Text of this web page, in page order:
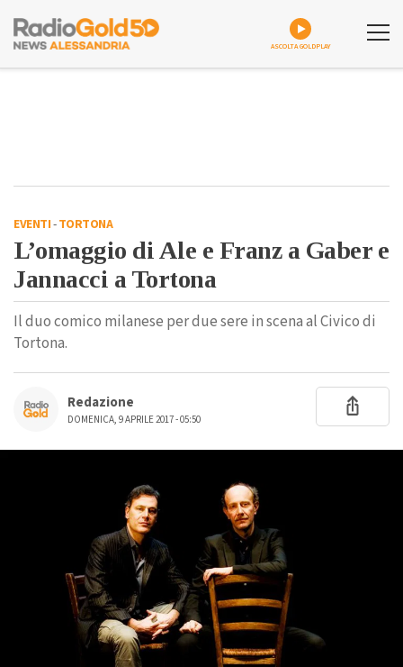
ASCOLTA GOLDPLAY
EVENTI-TORTONA
L’omaggio di Ale e Franz a Gaber e
Jannacci a Tortona
Il duo comico milanese per due sere in scena al Civico di
Tortona.
Redazione
DOMENICA, 9 APRILE 2017 - 05:50